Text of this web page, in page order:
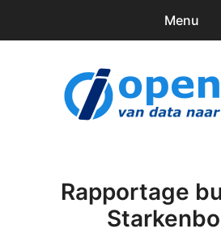
Menu
Downloads
Rapportage